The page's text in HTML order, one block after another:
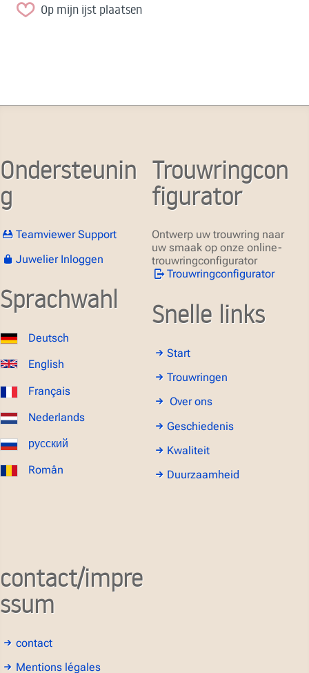
Op mijn ijst plaatsen
Ondersteunin
g
Teamviewer Support
Juwelier Inloggen
Sprachwahl
Deutsch
English
Français
Nederlands
русский
Român
Trouwringcon
figurator
Ontwerp uw trouwring naar
uw smaak op onze online-
trouwringconfigurator
Trouwringconfigurator
Snelle links
Start
Trouwringen
Over ons
Geschiedenis
Kwaliteit
Duurzaamheid
contact/impre
ssum
contact
Mentions légales